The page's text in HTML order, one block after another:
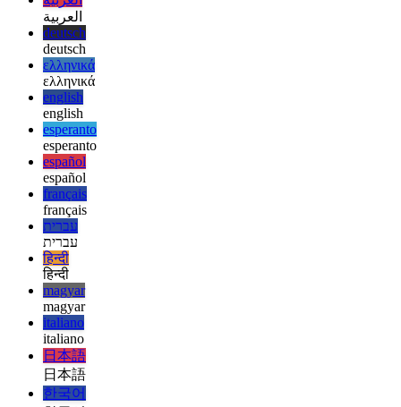
afrikaans
afrikaans
العربية
العربية
deutsch
deutsch
ελληνικά
ελληνικά
english
english
esperanto
esperanto
español
español
français
français
עברית
עברית
हिन्दी
हिन्दी
magyar
magyar
italiano
italiano
日本語